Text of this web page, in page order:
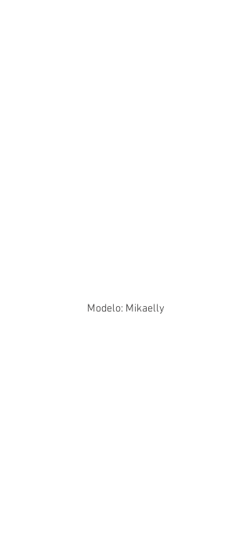
Modelo: Mikaelly